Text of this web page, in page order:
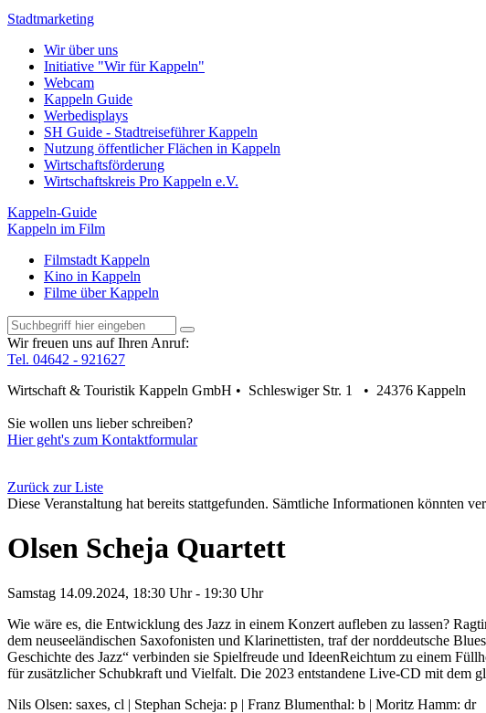
Stadtmarketing
Wir über uns
Initiative "Wir für Kappeln"
Webcam
Kappeln Guide
Werbedisplays
SH Guide - Stadtreiseführer Kappeln
Nutzung öffentlicher Flächen in Kappeln
Wirtschaftsförderung
Wirtschaftskreis Pro Kappeln e.V.
Kappeln-Guide
Kappeln im Film
Filmstadt Kappeln
Kino in Kappeln
Filme über Kappeln
Wir freuen uns auf Ihren Anruf:
Tel. 04642 - 921627
Wirtschaft & Touristik Kappeln GmbH • Schleswiger Str. 1 • 24376 Kappeln
Sie wollen uns lieber schreiben?
Hier geht's zum Kontaktformular
Zurück zur Liste
Diese Veranstaltung hat bereits stattgefunden. Sämtliche Informationen könnten
Olsen Scheja Quartett
Samstag 14.09.2024, 18:30 Uhr - 19:30 Uhr
Wie wäre es, die Entwicklung des Jazz in einem Konzert aufleben zu lassen?
dem neuseeländischen Saxofonisten und Klarinettisten, traf der norddeutsche
Geschichte des Jazz“ verbinden sie Spielfreude und IdeenReichtum zu einem
für zusätzlicher Schubkraft und Vielfalt. Die 2023 entstandene Live-CD mit dem
Nils Olsen: saxes, cl | Stephan Scheja: p | Franz Blumenthal: b | Moritz Hamm: dr